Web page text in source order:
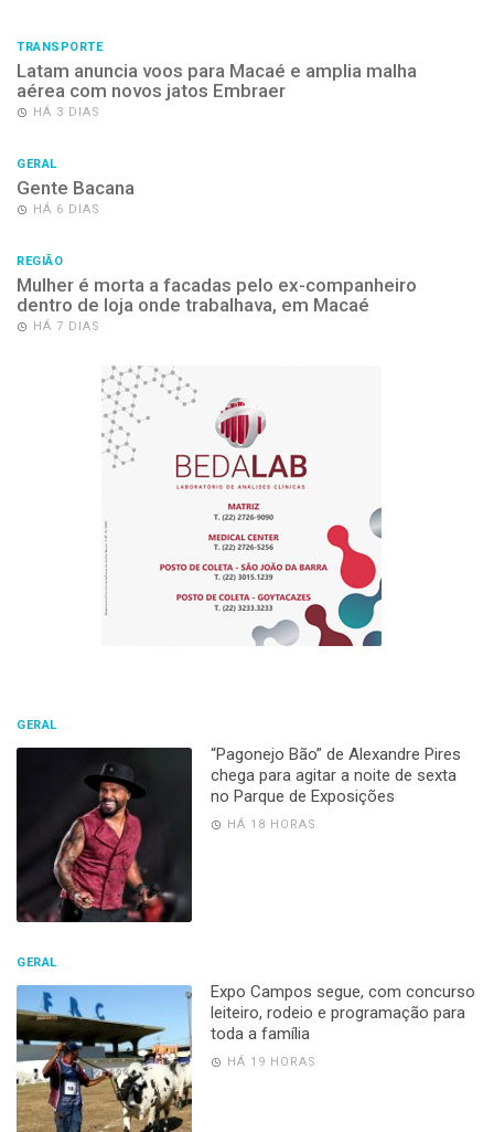
TRANSPORTE
Latam anuncia voos para Macaé e amplia malha
aérea com novos jatos Embraer
HÁ 3 DIAS
GERAL
Gente Bacana
HÁ 6 DIAS
REGIÃO
Mulher é morta a facadas pelo ex-companheiro
dentro de loja onde trabalhava, em Macaé
HÁ 7 DIAS
GERAL
“Pagonejo Bão” de Alexandre Pires
chega para agitar a noite de sexta
no Parque de Exposições
HÁ 18 HORAS
GERAL
Expo Campos segue, com concurso
leiteiro, rodeio e programação para
toda a família
HÁ 19 HORAS